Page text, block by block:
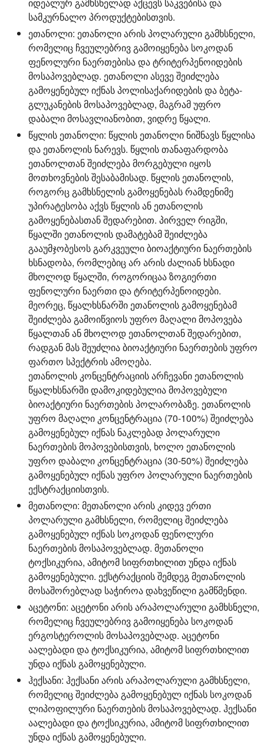
სამკურნალო პროდუქტებისთვის.
ეთანოლი: ეთანოლი არის პოლარული გამხსნელი,
რომელიც ჩვეულებრივ გამოიყენება სოკოდან
ფენოლური ნაერთებისა და ტრიტერპენოიდების
მოსაპოვებლად. ეთანოლი ასევე შეიძლება
გამოყენებულ იქნას პოლისაქარიდების და ბეტა-
გლუკანების მოსაპოვებლად, მაგრამ უფრო
დაბალი მოსავლიანობით, ვიდრე წყალი.
წყლის ეთანოლი: წყლის ეთანოლი ნიშნავს წყლისა
და ეთანოლის ნარევს. წყლის თანაფარდობა
ეთანოლთან შეიძლება მორგებული იყოს
მოთხოვნების შესაბამისად. წყლის ეთანოლის,
როგორც გამხსნელის გამოყენებას რამდენიმე
უპირატესობა აქვს წყლის ან ეთანოლის
გამოყენებასთან შედარებით. პირველ რიგში,
წყალში ეთანოლის დამატებამ შეიძლება
გააუმჯობესოს გარკვეული ბიოაქტიური ნაერთების
ხსნადობა, რომლებიც არ არის ძალიან ხსნადი
მხოლოდ წყალში, როგორიცაა ზოგიერთი
ფენოლური ნაერთი და ტრიტერპენოიდები.
მეორეც, წყალხსნარში ეთანოლის გამოყენებამ
შეიძლება გამოიწვიოს უფრო მაღალი მოპოვება
წყალთან ან მხოლოდ ეთანოლთან შედარებით,
რადგან მას შეუძლია ბიოაქტიური ნაერთების უფრო
ფართო სპექტრის ამოღება.
ეთანოლის კონცენტრაციის არჩევანი ეთანოლის
წყალხსნარში დამოკიდებულია მოპოვებული
ბიოაქტიური ნაერთების პოლარობაზე. ეთანოლის
უფრო მაღალი კონცენტრაცია (70-100%) შეიძლება
გამოყენებულ იქნას ნაკლებად პოლარული
ნაერთების მოპოვებისთვის, ხოლო ეთანოლის
უფრო დაბალი კონცენტრაცია (30-50%) შეიძლება
გამოყენებულ იქნას უფრო პოლარული ნაერთების
ექსტრაქციისთვის.
მეთანოლი: მეთანოლი არის კიდევ ერთი
პოლარული გამხსნელი, რომელიც შეიძლება
გამოყენებულ იქნას სოკოდან ფენოლური
ნაერთების მოსაპოვებლად. მეთანოლი
ტოქსიკურია, ამიტომ სიფრთხილით უნდა იქნას
გამოყენებული. ექსტრაქციის შემდეგ მეთანოლის
მოსაშორებლად საჭიროა დახვეწილი გამწმენდი.
აცეტონი: აცეტონი არის არაპოლარული გამხსნელი,
რომელიც ჩვეულებრივ გამოიყენება სოკოდან
ერგოსტეროლის მოსაპოვებლად. აცეტონი
აალებადი და ტოქსიკურია, ამიტომ სიფრთხილით
უნდა იქნას გამოყენებული.
ჰექსანი: ჰექსანი არის არაპოლარული გამხსნელი,
რომელიც შეიძლება გამოყენებულ იქნას სოკოდან
ლიპოფილური ნაერთების მოსაპოვებლად. ჰექსანი
აალებადი და ტოქსიკურია, ამიტომ სიფრთხილით
უნდა იქნას გამოყენებული.